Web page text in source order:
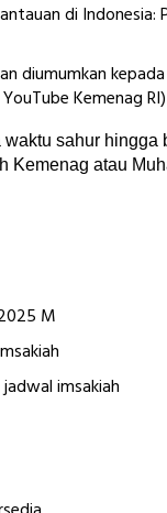
di Indonesia:
diumumkan
Kemenag RI)
sahur hingga
Kemenag atau
M
imsakiah